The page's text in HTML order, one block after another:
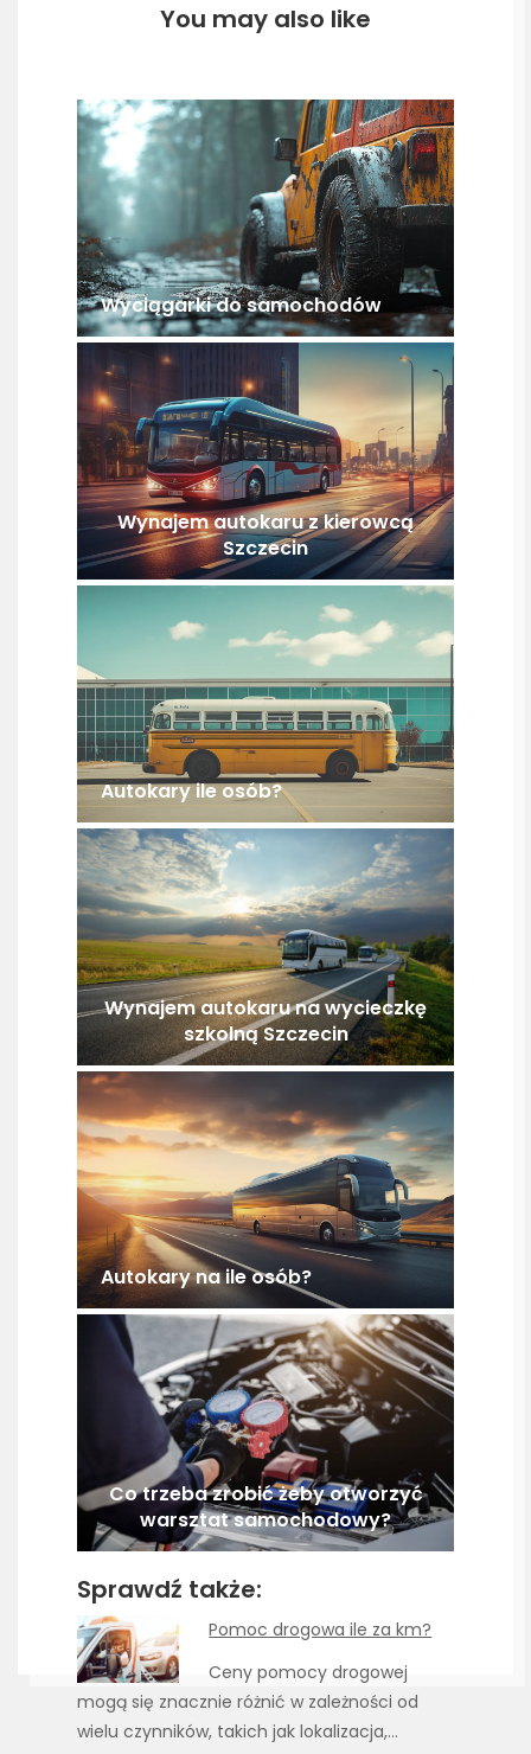
You may also like
Wyciągarki do samochodów
Wynajem autokaru z kierowcą
Szczecin
Autokary ile osób?
Wynajem autokaru na wycieczkę
szkolną Szczecin
Autokary na ile osób?
Co trzeba zrobić żeby otworzyć
warsztat samochodowy?
Sprawdź także:
Pomoc drogowa ile za km?
Ceny pomocy drogowej
mogą się znacznie różnić w zależności od
wielu czynników, takich jak lokalizacja,…